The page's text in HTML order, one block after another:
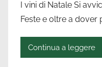
I vini di Natale Si
Feste e oltre a dover
Continua a leggere